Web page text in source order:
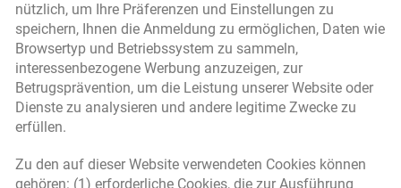
nützlich, um Ihre Präferenzen und Einstellungen zu
speichern, Ihnen die Anmeldung zu ermöglichen, Daten wie
Browsertyp und Betriebssystem zu sammeln,
interessenbezogene Werbung anzuzeigen, zur
Betrugsprävention, um die Leistung unserer Website oder
Dienste zu analysieren und andere legitime Zwecke zu
erfüllen.
Zu den auf dieser Website verwendeten Cookies können
gehören: (1) erforderliche Cookies, die zur Ausführung